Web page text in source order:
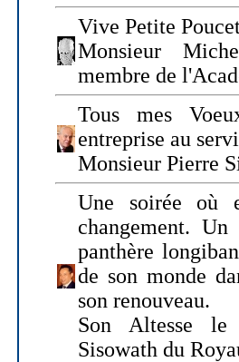
Vive Petite
Monsieur
membre de
Tous mes
entreprise au
Monsieur Pierre
Une soirée où
changement.
panthère
de son monde
son renouveau.
Son Altesse le
Sisowath du